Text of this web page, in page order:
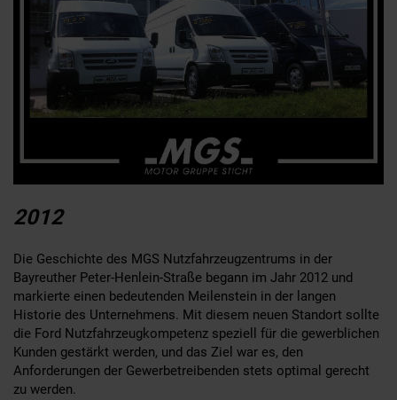
2012
Die Geschichte des MGS Nutzfahrzeugzentrums in der
Bayreuther Peter-Henlein-Straße begann im Jahr 2012 und
markierte einen bedeutenden Meilenstein in der langen
Historie des Unternehmens. Mit diesem neuen Standort sollte
die Ford Nutzfahrzeugkompetenz speziell für die gewerblichen
Kunden gestärkt werden, und das Ziel war es, den
Anforderungen der Gewerbetreibenden stets optimal gerecht
zu werden.